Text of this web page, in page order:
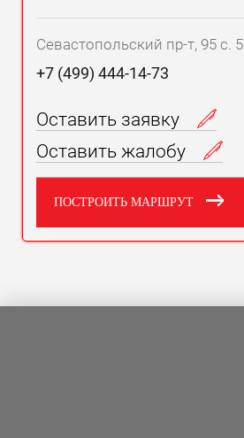
Севастопольский пр-т, 95 с. 5
+7 (499) 444-14-73
Оставить заявку
Оставить жалобу
ПОСТРОИТЬ МАРШРУТ